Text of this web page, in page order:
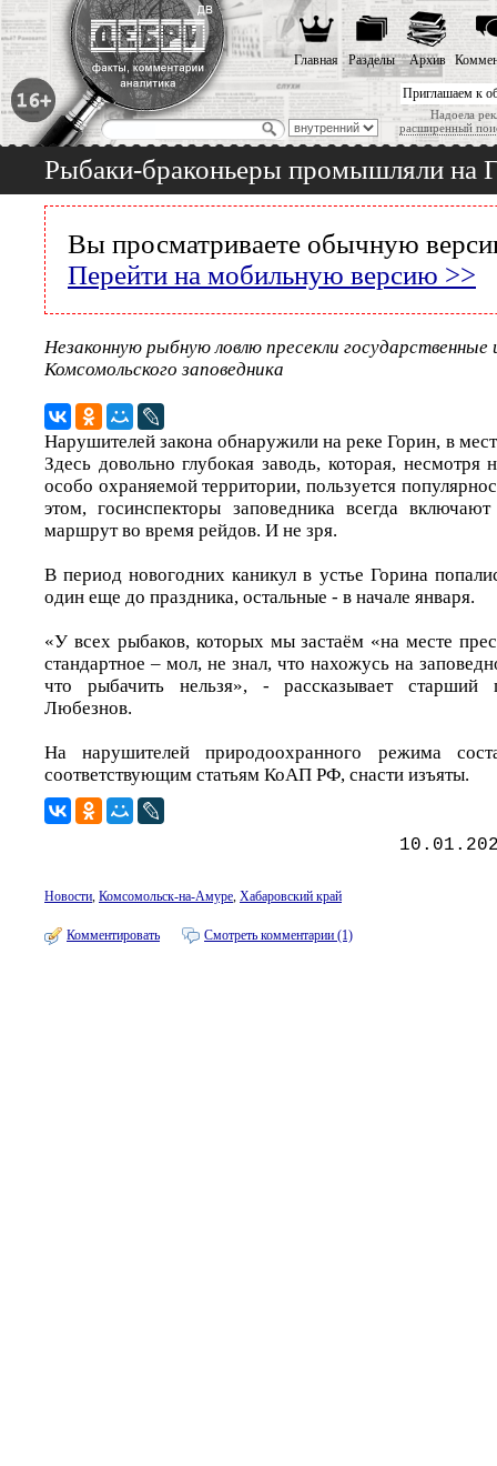
Приглашаем к
Надоела
расширенный
Главная Разделы Архив
Рыбаки-браконьеры промышляли на
Вы просматриваете обычную
Перейти на мобильную версию >>
Незаконную рыбную ловлю пресекли
Комсомольского заповедника
Нарушителей закона обнаружили на реке Горин, в
Здесь довольно глубокая заводь, которая, несмотря
особо охраняемой территории, пользуется
этом, госинспекторы заповедника всегда
маршрут во время рейдов. И не зря.
В период новогодних каникул в устье Горина
один еще до праздника, остальные - в начале января.
«У всех рыбаков, которых мы застаём «на месте
стандартное – мол, не знал, что нахожусь на
что рыбачить нельзя», - рассказывает старший
Любезнов.
На нарушителей природоохранного режима
соответствующим статьям КоАП РФ, снасти изъяты.
Новости, Комсомольск-на-Амуре, Хабаровский край
Комментировать Смотреть комментарии (1)